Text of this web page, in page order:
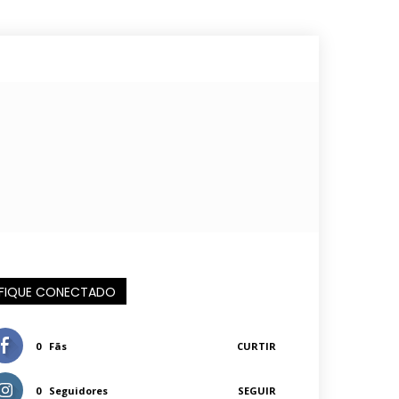
CONECTADO
0 Fãs CURTIR
0 Seguidores SEGUIR